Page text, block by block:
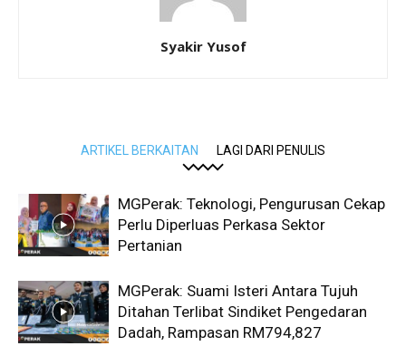
Syakir Yusof
ARTIKEL BERKAITAN LAGI DARI PENULIS
MGPerak: Teknologi, Pengurusan Cekap
Perlu Diperluas Perkasa Sektor
Pertanian
MGPerak: Suami Isteri Antara Tujuh
Ditahan Terlibat Sindiket Pengedaran
Dadah, Rampasan RM794,827